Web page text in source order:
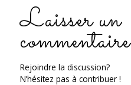
Laisser un
commentaire
Rejoindre la discussion?
N’hésitez pas à contribuer !